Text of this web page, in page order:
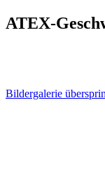
ATEX-
Bildergalerie